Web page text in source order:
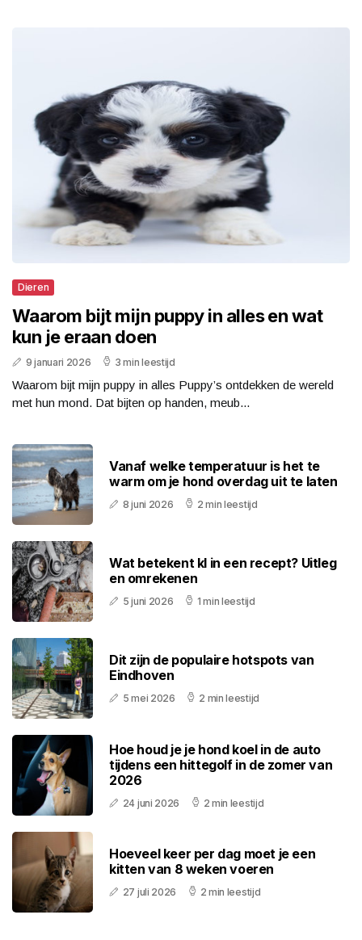
Dieren
Waarom bijt mijn puppy in alles en wat
kun je eraan doen
9 januari 2026 3 min leestijd
Waarom bijt mijn puppy in alles Puppy’s ontdekken de wereld
met hun mond. Dat bijten op handen, meub...
Vanaf welke temperatuur is het te
warm om je hond overdag uit te laten
8 juni 2026 2 min leestijd
Wat betekent kl in een recept? Uitleg
en omrekenen
5 juni 2026 1 min leestijd
Dit zijn de populaire hotspots van
Eindhoven
5 mei 2026 2 min leestijd
Hoe houd je je hond koel in de auto
tijdens een hittegolf in de zomer van
2026
24 juni 2026 2 min leestijd
Hoeveel keer per dag moet je een
kitten van 8 weken voeren
27 juli 2026 2 min leestijd